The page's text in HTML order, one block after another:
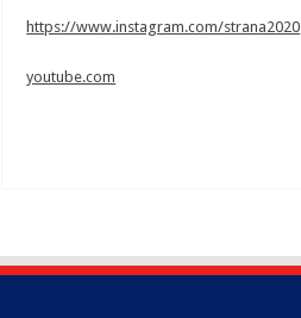
https://www.instagram.com/strana2020
youtube.com